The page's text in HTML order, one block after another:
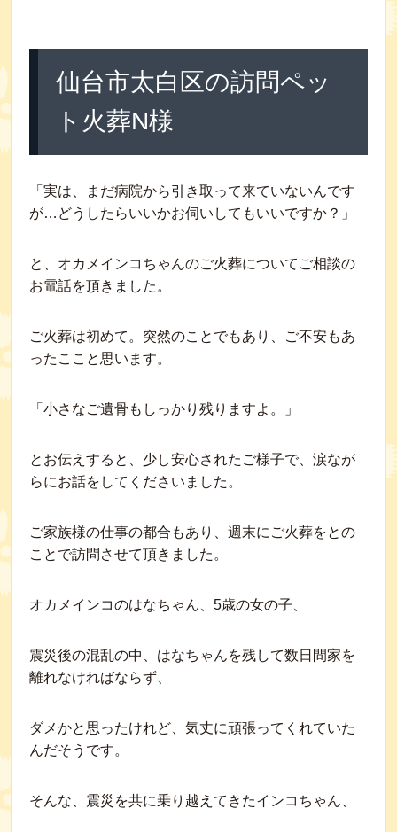
仙台市太白区の訪問ペッ
ト火葬N様
「実は、まだ病院から引き取って来ていないんです
が…どうしたらいいかお伺いしてもいいですか？」
と、オカメインコちゃんのご火葬についてご相談の
お電話を頂きました。
ご火葬は初めて。突然のことでもあり、ご不安もあ
ったここと思います。
「小さなご遺骨もしっかり残りますよ。」
とお伝えすると、少し安心されたご様子で、涙なが
らにお話をしてくださいました。
ご家族様の仕事の都合もあり、週末にご火葬をとの
ことで訪問させて頂きました。
オカメインコのはなちゃん、5歳の女の子、
震災後の混乱の中、はなちゃんを残して数日間家を
離れなければならず、
ダメかと思ったけれど、気丈に頑張ってくれていた
んだそうです。
そんな、震災を共に乗り越えてきたインコちゃん、